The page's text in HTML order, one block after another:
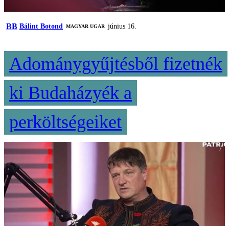
BB Bálint Botond MAGYAR UGAR június 16.
Adománygyűjtésből fizetnék
ki Budaházyék a
perköltségeiket